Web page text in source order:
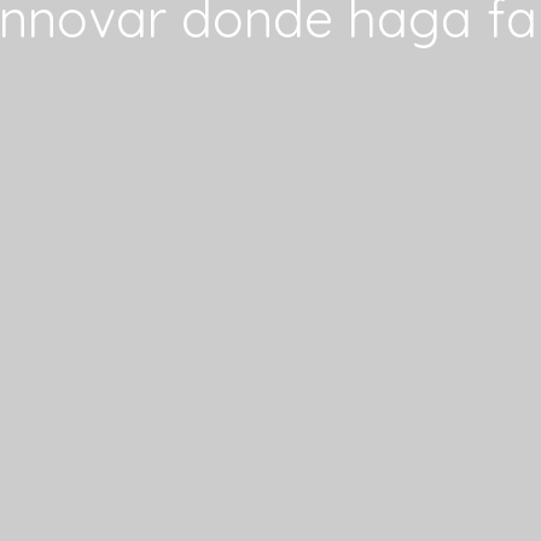
donde haga